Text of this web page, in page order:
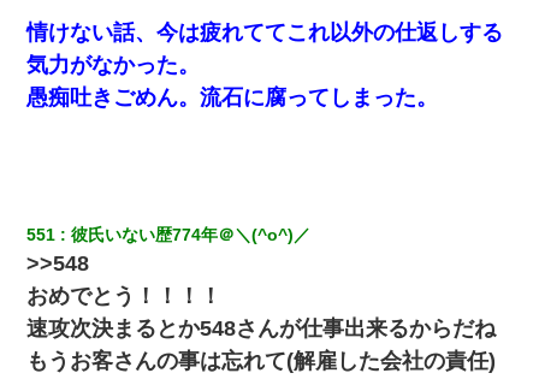
中の道を走っていたら、突然ガガッ！って音がして…
【身体で払わせて】女友達「ごめん、何も言わずにお金貸してく
ださい……」俺「いいよ！いくら？」女友達「10万円ぐら
い……」俺「ほい！10万！」→
ナンパにほいほい付いていった私、地獄に落ちる
体中に赤い蕁麻疹みたいなのができて、皮膚科にいったら「ジベ
ル薔薇色ひこう疹」という症状だと言われた
情けない話、今は疲れててこれ以外の仕返しする
気力がなかった。
愚痴吐きごめん。流石に腐ってしまった。
551 彼氏いない歴774年＠＼(^o^)／
>>548
おめでとう！！！！
速攻次決まるとか548さんが仕事出来るからだね
もうお客さんの事は忘れて(解雇した会社の責任)